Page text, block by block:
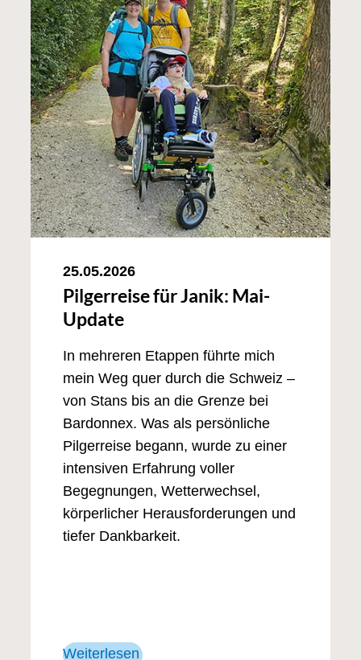
25.05.2026
Pilgerreise für Janik: Mai-
Update
In mehreren Etappen führte mich
mein Weg quer durch die Schweiz –
von Stans bis an die Grenze bei
Bardonnex. Was als persönliche
Pilgerreise begann, wurde zu einer
intensiven Erfahrung voller
Begegnungen, Wetterwechsel,
körperlicher Herausforderungen und
tiefer Dankbarkeit.
Weiterlesen